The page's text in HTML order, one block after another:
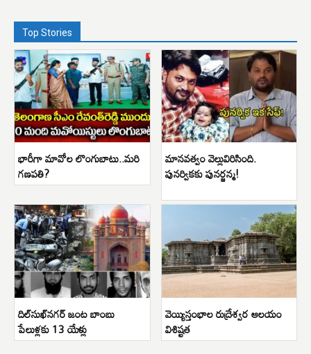
Top Stories
భారీగా మావోల లొంగుబాటు..మరి
గణపతి?
మానవత్వం వెల్లువిరిసింది.
పునర్వికకు పునర్జన్మ!
దిల్‌సుఖ్‌నగర్ జంట బాంబు
పేలుళ్లకు 13 యేళ్లు
వెయ్యిస్తంభాల రుద్రేశ్వర ఆలయం
విశిష్టత